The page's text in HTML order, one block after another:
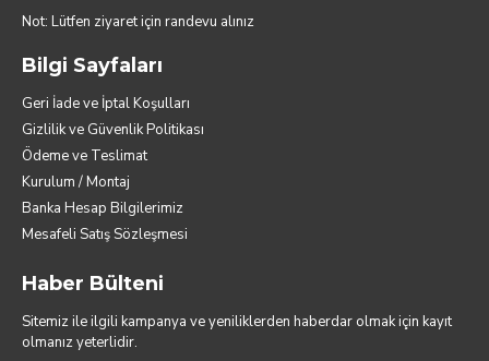
Not: Lütfen ziyaret için randevu alınız
Bilgi Sayfaları
Geri İade ve İptal Koşulları
Gizlilik ve Güvenlik Politikası
Ödeme ve Teslimat
Kurulum / Montaj
Banka Hesap Bilgilerimiz
Mesafeli Satış Sözleşmesi
Haber Bülteni
Sitemiz ile ilgili kampanya ve yeniliklerden haberdar olmak için kayıt
olmanız yeterlidir.